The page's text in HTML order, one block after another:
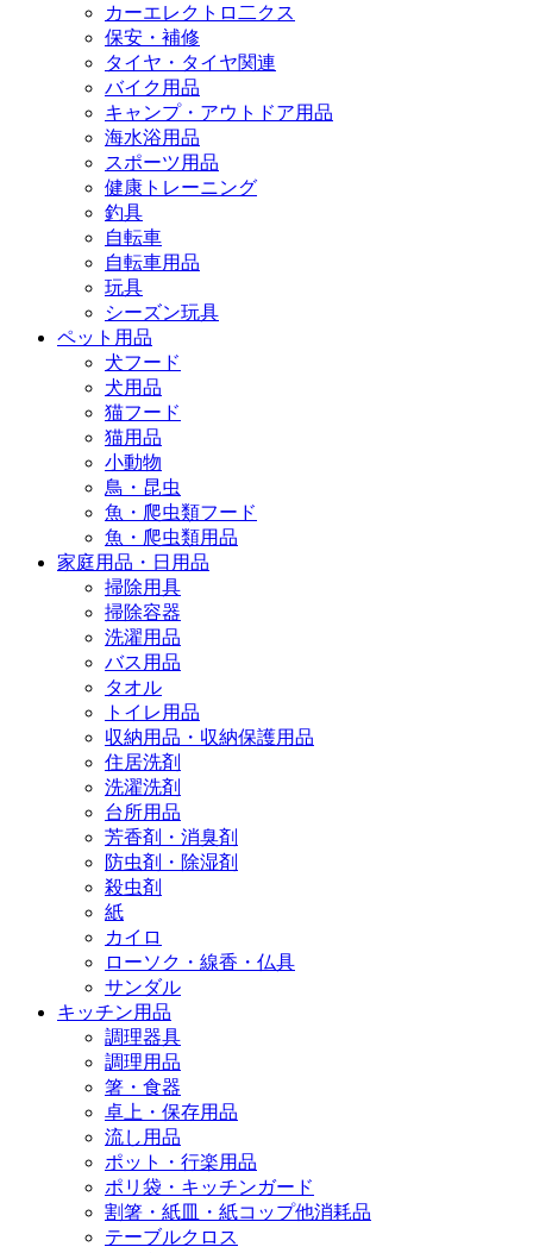
カーエレクトロ二クス
保安・補修
タイヤ・タイヤ関連
バイク用品
キャンプ・アウトドア用品
海水浴用品
スポーツ用品
健康トレーニング
釣具
自転車
自転車用品
玩具
シーズン玩具
ペット用品
犬フード
犬用品
猫フード
猫用品
小動物
鳥・昆虫
魚・爬虫類フード
魚・爬虫類用品
家庭用品・日用品
掃除用具
掃除容器
洗濯用品
バス用品
タオル
トイレ用品
収納用品・収納保護用品
住居洗剤
洗濯洗剤
台所用品
芳香剤・消臭剤
防虫剤・除湿剤
殺虫剤
紙
カイロ
ローソク・線香・仏具
サンダル
キッチン用品
調理器具
調理用品
箸・食器
卓上・保存用品
流し用品
ポット・行楽用品
ポリ袋・キッチンガード
割箸・紙皿・紙コップ他消耗品
テーブルクロス